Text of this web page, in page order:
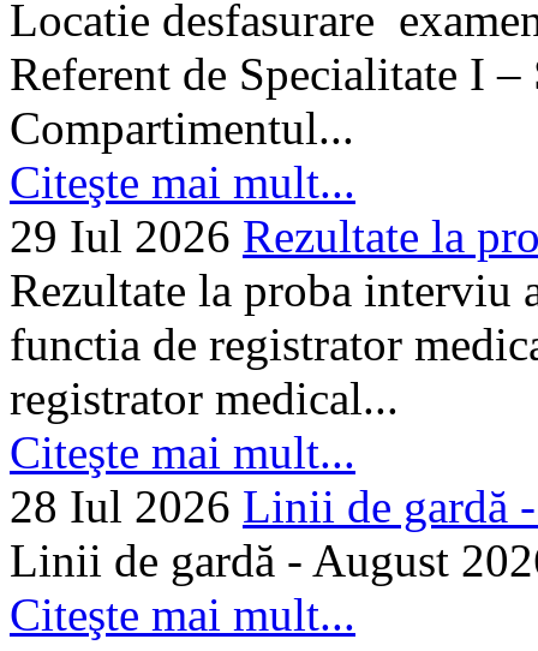
Locatie desfasurare
Referent de Specialitate I
Compartimentul...
Citeşte mai mult...
29 Iul 2026 Rezultate la
Rezultate la proba interviu
functia de registrator
registrator medical...
Citeşte mai mult...
28 Iul 2026 Linii de gardă
Linii de gardă - August
Citeşte mai mult...